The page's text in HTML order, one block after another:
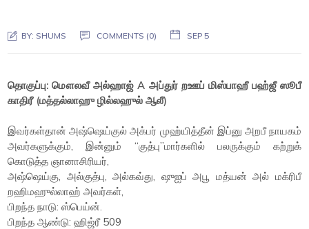
BY: SHUMS COMMENTS (0) SEP 5
தொகுப்பு: மௌலவீ அல்ஹாஜ் A அப்துர் றஊப் மிஸ்பாஹீ பஹ்ஜீ ஸூபீ
காதிரீ (மத்தல்லாஹு ழில்லஹுல் ஆலீ)
இவர்கள்தான் அஷ்ஷெய்குல் அக்பர் முஹ்யித்தீன் இப்னு அறபீ நாயகம்
அவர்களுக்கும், இன்னும் “குத்பு”மார்களில் பலருக்கும் கற்றுக்
கொடுத்த ஞானாசிரியர்,
அஷ்ஷெய்கு, அல்குத்பு, அல்கவ்து, ஷுஐப் அபூ மத்யன் அல் மக்ரிபீ
றஹிமஹுல்லாஹ் அவர்கள்,
பிறந்த நாடு: ஸ்பெய்ன்.
பிறந்த ஆண்டு: ஹிஜ்ரீ 509